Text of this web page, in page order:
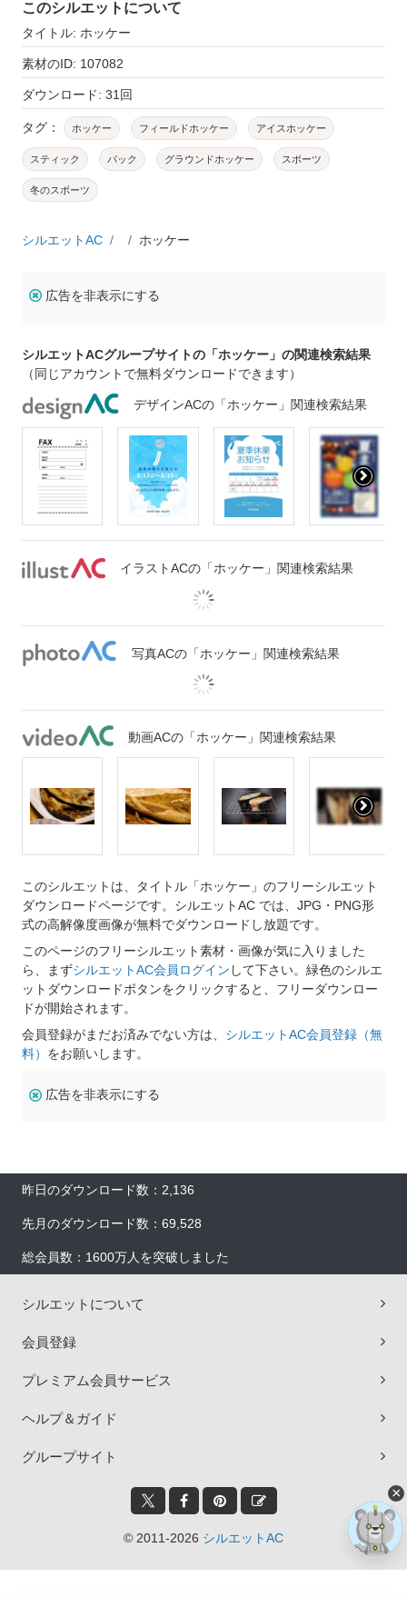
このシルエットについて
タイトル: ホッケー
素材のID: 107082
ダウンロード: 31回
タグ： ホッケー フィールドホッケー アイスホッケー
スティック パック グラウンドホッケー スポーツ
冬のスポーツ
シルエットAC ホッケー
広告を非表示にする
シルエットACグループサイトの「ホッケー」の関連検索結果
（同じアカウントで無料ダウンロードできます）
デザインACの「ホッケー」関連検索結果
イラストACの「ホッケー」関連検索結果
写真ACの「ホッケー」関連検索結果
動画ACの「ホッケー」関連検索結果
このシルエットは、タイトル「ホッケー」のフリーシルエット
ダウンロードページです。シルエットAC では、JPG・PNG形
式の高解像度画像が無料でダウンロードし放題です。
このページのフリーシルエット素材・画像が気に入りました
ら、まずシルエットAC会員ログイン して下さい。緑色のシルエ
ットダウンロードボタンをクリックすると、フリーダウンロー
ドが開始されます。
会員登録がまだお済みでない方は、 シルエットAC会員登録（無
料） をお願いします。
広告を非表示にする
昨日のダウンロード数：2,136
先月のダウンロード数：69,528
総会員数：1600万人を突破しました
シルエットについて
会員登録
プレミアム会員サービス
ヘルプ＆ガイド
グループサイト
© 2011-2026 シルエットAC
×